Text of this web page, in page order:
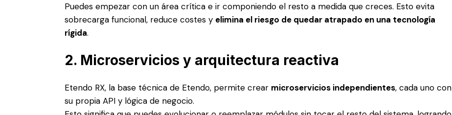
Puedes empezar con un área crítica e ir componiendo el resto a medida que creces. Esto evita
sobrecarga funcional, reduce costes y elimina el riesgo de quedar atrapado en una tecnología
rígida.
2. Microservicios y arquitectura reactiva
Etendo RX, la base técnica de Etendo, permite crear microservicios independientes, cada uno con
su propia API y lógica de negocio.